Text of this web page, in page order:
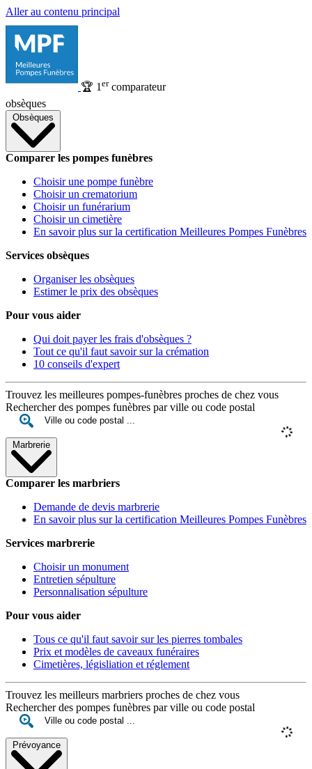
Aller au contenu principal
🏆 1 ercomparateur
obsèques
Obsèques
Comparer les pompes funèbres
Choisir une pompe funèbre
Choisir un crematorium
Choisir un funérarium
Choisir un cimetière
En savoir plus sur la certification Meilleures Pompes Funèbres
Services obsèques
Organiser les obsèques
Estimer le prix des obsèques
Pour vous aider
Qui doit payer les frais d'obsèques ?
Tout ce qu'il faut savoir sur la crémation
10 conseils d'expert
Trouvez les meilleures pompes-funèbres proches de chez vous
Rechercher des pompes funèbres par ville ou code postal
Marbrerie
Comparer les marbriers
Demande de devis marbrerie
En savoir plus sur la certification Meilleures Pompes Funèbres
Services marbrerie
Choisir un monument
Entretien sépulture
Personnalisation sépulture
Pour vous aider
Tous ce qu'il faut savoir sur les pierres tombales
Prix et modèles de caveaux funéraires
Cimetières, législiation et réglement
Trouvez les meilleurs marbriers proches de chez vous
Rechercher des pompes funèbres par ville ou code postal
Prévoyance